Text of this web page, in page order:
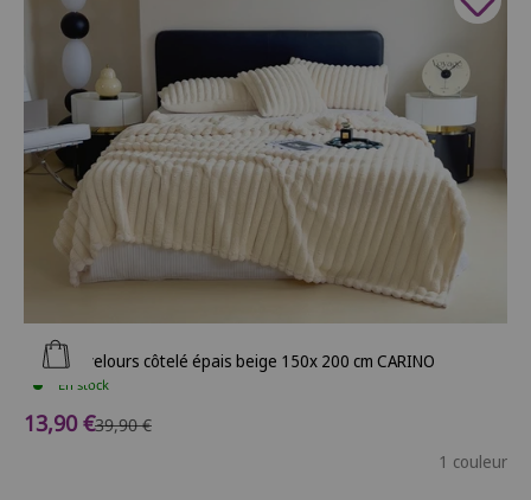
Ajouter au panier
Plaid en velours côtelé épais beige 150x 200 cm CARINO
En stock
Prix de vente
13,90 €Prix normal
39,90 €
1 couleur